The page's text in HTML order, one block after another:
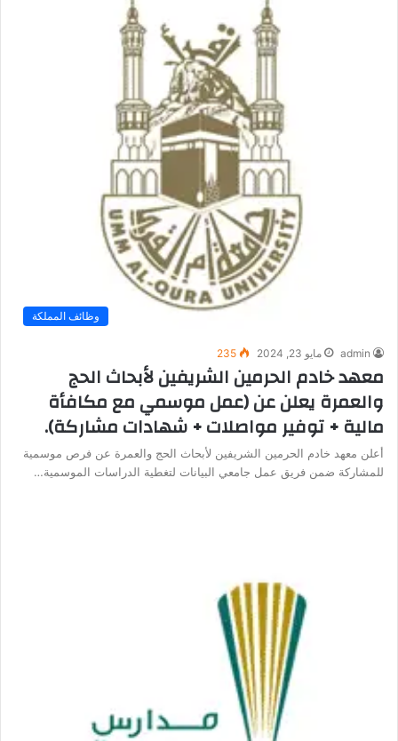
وظائف المملكة
admin مايو 23, 2024 235
معهد خادم الحرمين الشريفين لأبحاث الحج
والعمرة يعلن عن (عمل موسمي مع مكافأة
مالية + توفير مواصلات + شهادات مشاركة).
أعلن معهد خادم الحرمين الشريفين لأبحاث الحج والعمرة عن فرص موسمية
للمشاركة ضمن فريق عمل جامعي البيانات لتغطية الدراسات الموسمية…